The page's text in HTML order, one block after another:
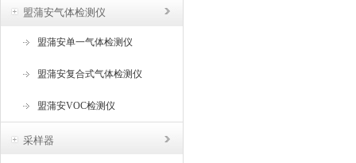
盟蒲安气体检测仪
盟蒲安单一气体检测仪
盟蒲安复合式气体检测仪
盟蒲安VOC检测仪
采样器